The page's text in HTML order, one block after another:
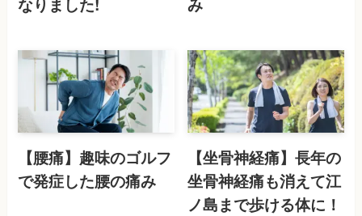
【腰痛】趣味のゴルフ
で発症した腰の痛み
【坐骨神経痛】長年の
坐骨神経痛も消えて江
ノ島まで歩ける体に！